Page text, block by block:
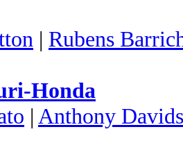
| Rubens
Honda
| Anthony